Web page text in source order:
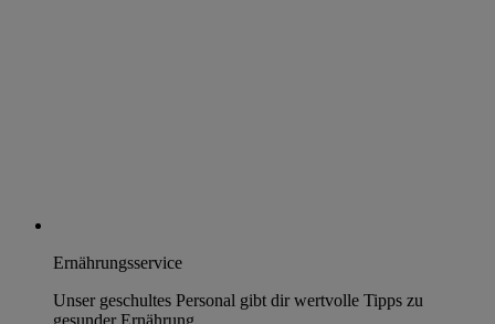
Ernährungsservice
Unser geschultes Personal gibt dir wertvolle Tipps zu
gesunder Ernährung.